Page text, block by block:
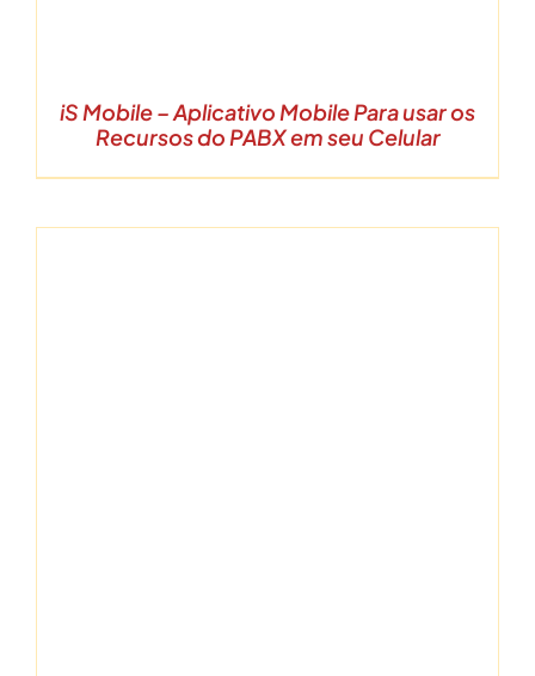
iS Mobile – Aplicativo Mobile Para usar os
Recursos do PABX em seu Celular